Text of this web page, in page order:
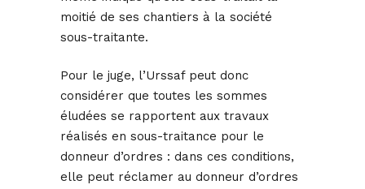
moitié de ses chantiers à la société
sous-traitante.
Pour le juge, l’Urssaf peut donc
considérer que toutes les sommes
éludées se rapportent aux travaux
réalisés en sous-traitance pour le
donneur d’ordres : dans ces conditions,
elle peut réclamer au donneur d’ordres